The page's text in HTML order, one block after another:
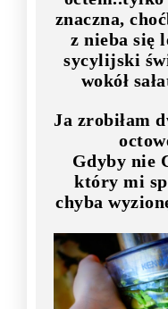
znaczna,
z nieba się
sycylijski
wokół
Ja zrobiłam
Gdyby nie
który mi
chyba